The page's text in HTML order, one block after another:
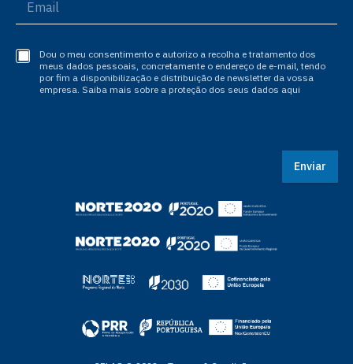
Dou o meu consentimento e autorizo a recolha e tratamento dos
meus dados pessoais, concretamente o endereço de e-mail, tendo
por fim a disponibilização e distribuição de newsletter da vossa
empresa. Saiba mais sobre a proteção dos seus dados aqui
Enviar